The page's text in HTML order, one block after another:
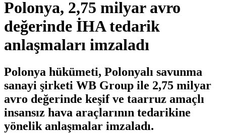
Polonya, 2,75 milyar avro
değerinde İHA tedarik
anlaşmaları imzaladı
Polonya hükümeti, Polonyalı savunma
sanayi şirketi WB Group ile 2,75 milyar
avro değerinde keşif ve taarruz amaçlı
insansız hava araçlarının tedarikine
yönelik anlaşmalar imzaladı.